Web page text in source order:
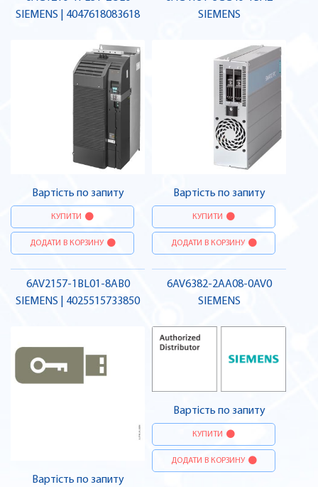
SIEMENS | 4047618083618
Вартість по запиту
КУПИТИ
ДОДАТИ В КОРЗИНУ
SIEMENS
Вартість по запиту
КУПИТИ
ДОДАТИ В КОРЗИНУ
6AV2157-1BL01-8AB0
SIEMENS | 4025515733850
Вартість по запиту
6AV6382-2AA08-0AV0
SIEMENS
Вартість по запиту
КУПИТИ
ДОДАТИ В КОРЗИНУ